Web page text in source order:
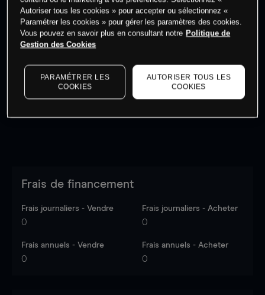
dernières données du marché.Log into see latest
market data
Frais de financement
Frais journaliers - Vendre
0
Frais journaliers - Acheter
0
Frais annuels - Vendre
0
Frais annuels - Acheter
0
Autoriser tous les cookies » pour accepter ou sélectionnez «
Paramétrer les cookies » pour gérer les paramètres des cookies.
Vous pouvez en savoir plus en consultant notre Politique de
Gestion des Cookies
PARAMÉTRER LES
COOKIES
AUTORISER TOUS LES
COOKIES